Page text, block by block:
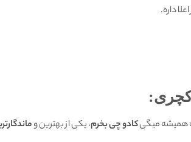
داره.
همیشه میگیکادو چی بخرم، یکی از بهترین و